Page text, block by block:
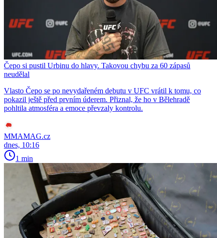
Čepo si pustil Urbinu do hlavy. Takovou chybu za 60 zápasů
neudělal
Vlasto Čepo se po nevydařeném debutu v UFC vrátil k tomu, co
pokazil ještě před prvním úderem. Přiznal, že ho v Bělehradě
pohltila atmosféra a emoce převzaly kontrolu.
MMAMAG.cz
dnes, 10:16
1 min